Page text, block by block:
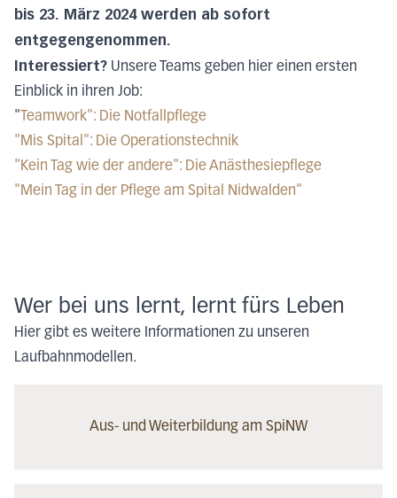
bis 23. März 2024 werden ab sofort
entgegengenommen.
Interessiert? Unsere Teams geben hier einen ersten
Einblick in ihren Job:
" Teamwork": Die Notfallpflege
"Mis Spital": Die Operationstechnik
"Kein Tag wie der andere": Die Anästhesiepflege
"Mein Tag in der Pflege am Spital Nidwalden"
Wer bei uns lernt, lernt fürs Leben
Hier gibt es weitere Informationen zu unseren
Laufbahnmodellen.
Aus- und Weiterbildung am SpiNW